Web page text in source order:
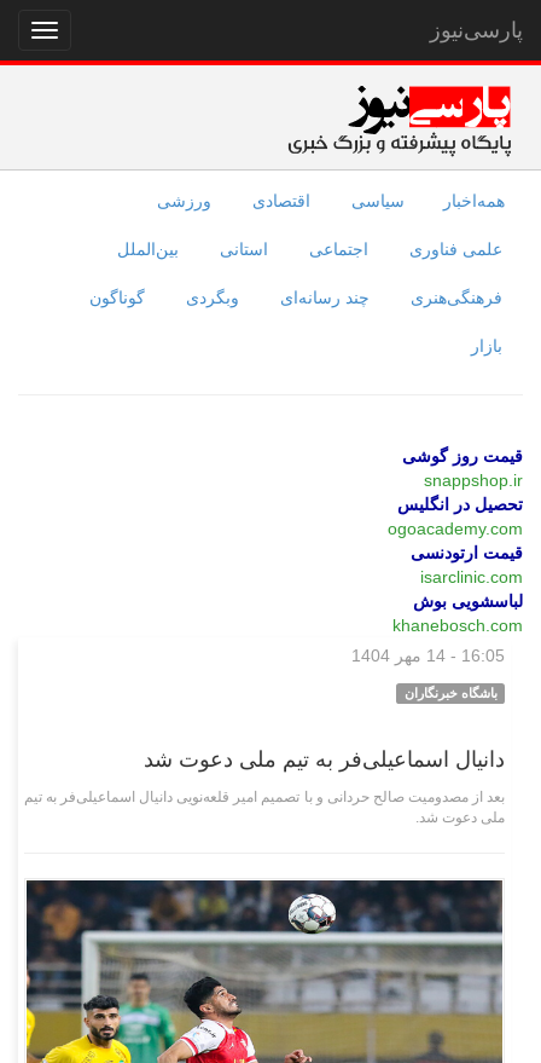
نمایش
منو
پارسی‌نیوز
همه‌اخبار سیاسی اقتصادی ورزشی
علمی فناوری اجتماعی استانی بین‌الملل
فرهنگی‌هنری چند رسانه‌ای وبگردی گوناگون
بازار
قیمت روز گوشی
snappshop.ir
تحصیل در انگلیس
ogoacademy.com
قیمت ارتودنسی
isarclinic.com
لباسشویی بوش
khanebosch.com
16:05 - 14 مهر 1404
باشگاه خبرنگاران
دانیال اسماعیلی‌فر به تیم ملی دعوت شد
بعد از مصدومیت صالح حردانی و با تصمیم امیر قلعه‌نویی دانیال اسماعیلی‌فر به تیم
ملی دعوت شد.